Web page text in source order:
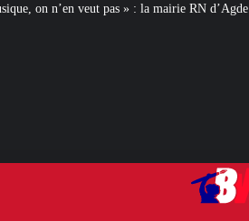
RN d’Agde face à la meute « antiraciste »